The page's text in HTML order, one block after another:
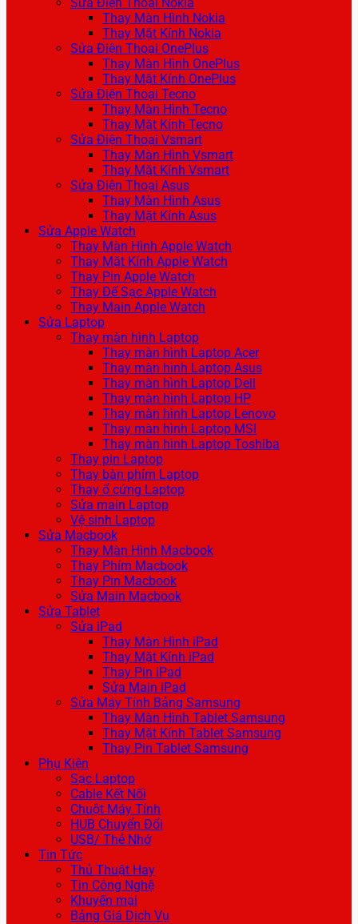
Thay Màn Hình Nokia
Thay Mặt Kính Nokia
Sửa Điện Thoại OnePlus
Thay Màn Hình OnePlus
Thay Mặt Kính OnePlus
Sửa Điện Thoại Tecno
Thay Màn Hình Tecno
Thay Mặt Kính Tecno
Sửa Điện Thoại Vsmart
Thay Màn Hình Vsmart
Thay Mặt Kính Vsmart
Sửa Điện Thoại Asus
Thay Màn Hình Asus
Thay Mặt Kính Asus
Sửa Apple Watch
Thay Màn Hình Apple Watch
Thay Mặt Kính Apple Watch
Thay Pin Apple Watch
Thay Đế Sạc Apple Watch
Thay Main Apple Watch
Sửa Laptop
Thay màn hình Laptop
Thay màn hình Laptop Acer
Thay màn hình Laptop Asus
Thay màn hình Laptop Dell
Thay màn hình Laptop HP
Thay màn hình Laptop Lenovo
Thay màn hình Laptop MSI
Thay màn hình Laptop Toshiba
Thay pin Laptop
Thay bàn phím Laptop
Thay ổ cứng Laptop
Sửa main Laptop
Vệ sinh Laptop
Sửa Macbook
Thay Màn Hình Macbook
Thay Phím Macbook
Thay Pin Macbook
Sửa Main Macbook
Sửa Tablet
Sửa iPad
Thay Màn Hình iPad
Thay Mặt Kính iPad
Thay Pin iPad
Sửa Main iPad
Sửa Máy Tính Bảng Samsung
Thay Màn Hình Tablet Samsung
Thay Mặt Kính Tablet Samsung
Thay Pin Tablet Samsung
Phụ Kiện
Sạc Laptop
Cable Kết Nối
Chuột Máy Tính
HUB Chuyển Đổi
USB/ Thẻ Nhớ
Tin Tức
Thủ Thuật Hay
Tin Công Nghệ
Khuyến mại
Bảng Giá Dịch Vụ